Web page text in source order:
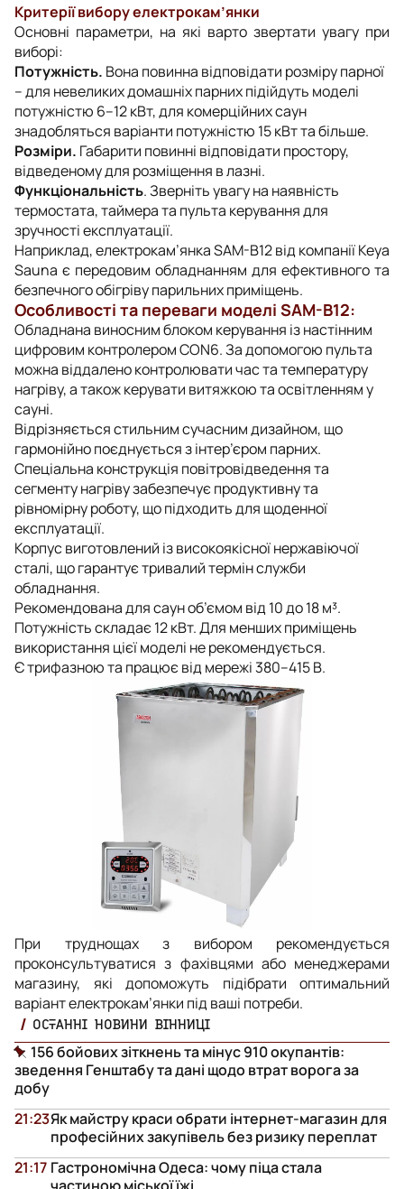
Критерії вибору електрокам’янки
Основні параметри, на які варто звертати увагу при
виборі:
Потужність. Вона повинна відповідати розміру парної
– для невеликих домашніх парних підійдуть моделі
потужністю 6–12 кВт, для комерційних саун
знадобляться варіанти потужністю 15 кВт та більше.
Розміри. Габарити повинні відповідати простору,
відведеному для розміщення в лазні.
Функціональність. Зверніть увагу на наявність
термостата, таймера та пульта керування для
зручності експлуатації.
Наприклад, електрокам’янка SAM-B12 від компанії Keya
Sauna є передовим обладнанням для ефективного та
безпечного обігріву парильних приміщень.
Особливості та переваги моделі SAM-B12:
Обладнана виносним блоком керування із настінним
цифровим контролером CON6. За допомогою пульта
можна віддалено контролювати час та температуру
нагріву, а також керувати витяжкою та освітленням у
сауні.
Відрізняється стильним сучасним дизайном, що
гармонійно поєднується з інтер’єром парних.
Спеціальна конструкція повітровідведення та
сегменту нагріву забезпечує продуктивну та
рівномірну роботу, що підходить для щоденної
експлуатації.
Корпус виготовлений із високоякісної нержавіючої
сталі, що гарантує тривалий термін служби
обладнання.
Рекомендована для саун об’ємом від 10 до 18 м³.
Потужність складає 12 кВт. Для менших приміщень
використання цієї моделі не рекомендується.
Є трифазною та працює від мережі 380–415 В.
При труднощах з вибором рекомендується
проконсультуватися з фахівцями або менеджерами
магазину, які допоможуть підібрати оптимальний
варіант електрокам’янки під ваші потреби.
ОСТАННІ НОВИНИ ВІННИЦІ
156 бойових зіткнень та мінус 910 окупантів:
зведення Генштабу та дані щодо втрат ворога за
добу
Як майстру краси обрати інтернет-магазин для
професійних закупівель без ризику переплат
21:23
Гастрономічна Одеса: чому піца стала
21:17